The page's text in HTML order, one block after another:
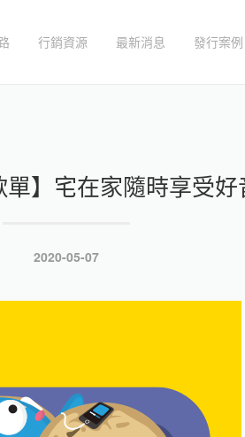
行銷資源 最新消息 發行案例
單】宅在家隨時享受
發
2020-05-07